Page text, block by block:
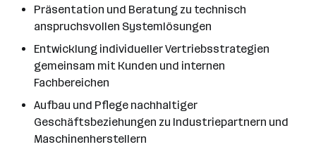
Präsentation und Beratung zu technisch
anspruchsvollen Systemlösungen
Entwicklung individueller Vertriebsstrategien
gemeinsam mit Kunden und internen
Fachbereichen
Aufbau und Pflege nachhaltiger
Geschäftsbeziehungen zu Industriepartnern und
Maschinenherstellern